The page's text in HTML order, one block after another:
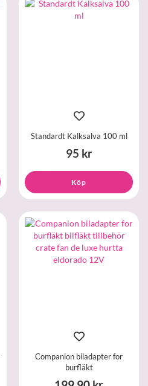
Standardt Kalksalva 100 ml
95 kr
Köp
Companion biladapter for
burfläkt